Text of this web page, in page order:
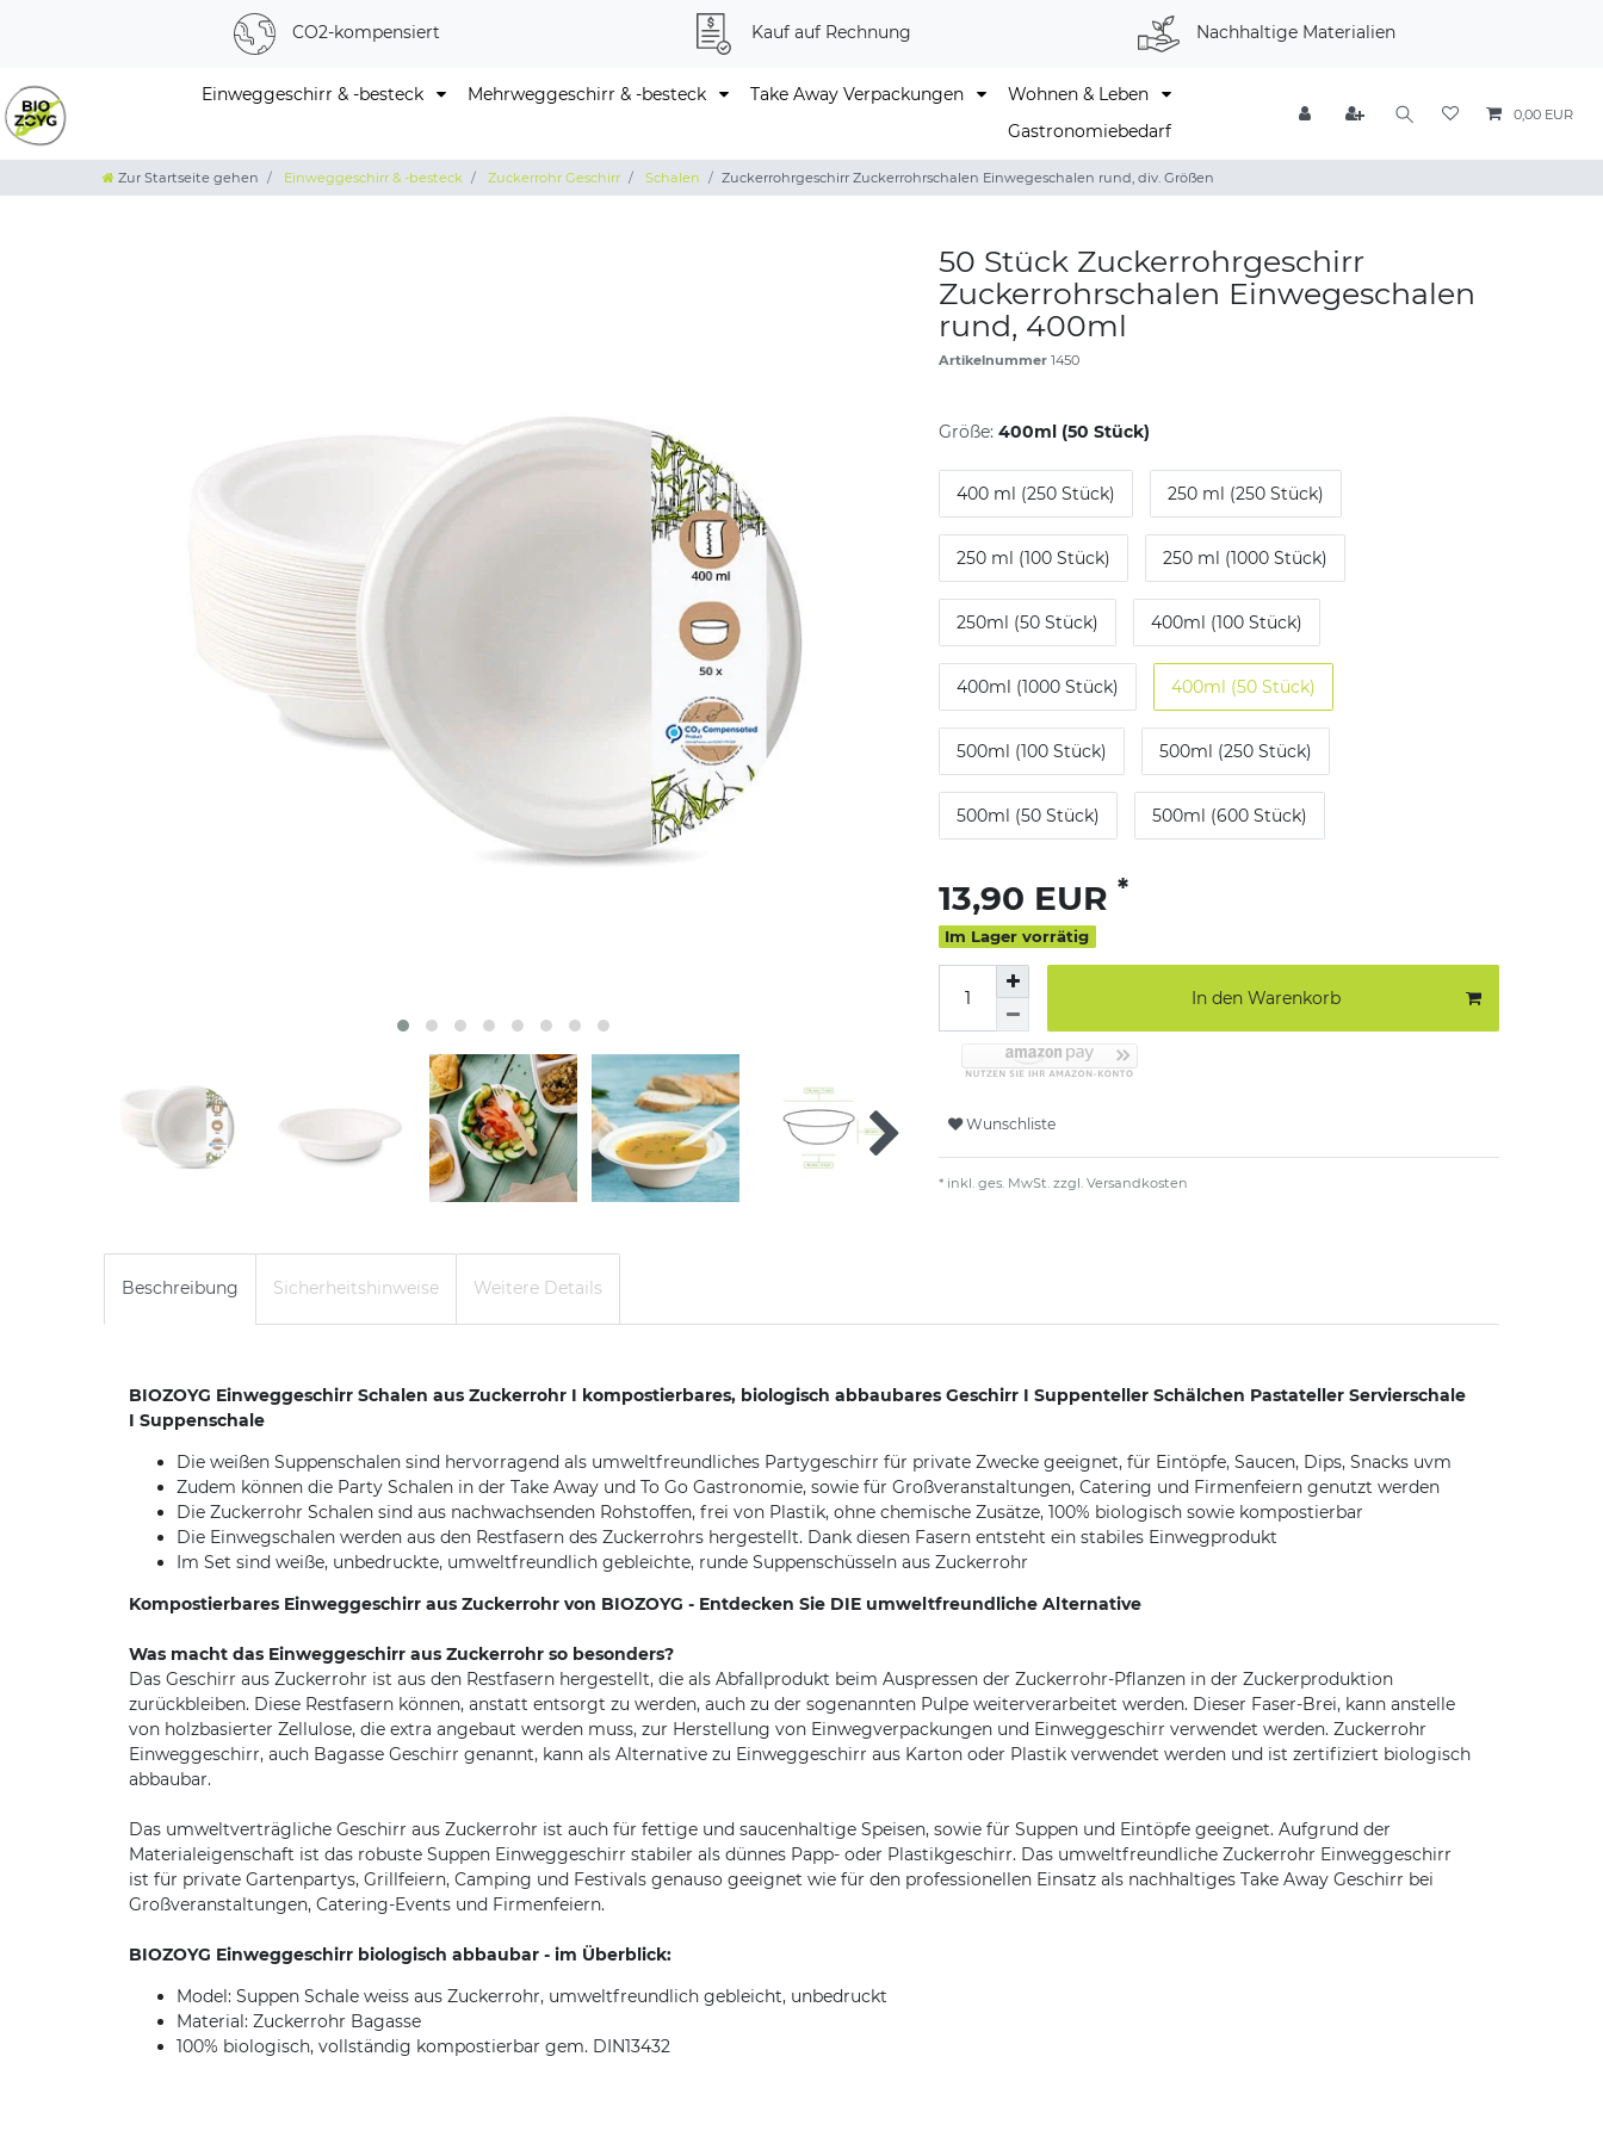
CO2-kompensiert Kauf auf Rechnung Nachhaltige Materialien
Einweggeschirr & -besteck Mehrweggeschirr & -besteck Take Away Verpackungen
Wohnen & Leben
Gastronomiebedarf
0,00 EUR
Zur Startseite gehen Einweggeschirr & -besteck Zuckerrohr Geschirr Schalen Zuckerrohrgeschirr Zuckerrohrschalen Einwegeschalen rund, div. Größen
50 Stück Zuckerrohrgeschirr
Zuckerrohrschalen Einwegeschalen
rund, 400ml
Artikelnummer 1450
Größe: 400ml (50 Stück)
400 ml (250 Stück) 250 ml (250 Stück)
250 ml (100 Stück) 250 ml (1000 Stück)
250ml (50 Stück) 400ml (100 Stück)
400ml (1000 Stück) 400ml (50 Stück)
500ml (100 Stück) 500ml (250 Stück)
500ml (50 Stück) 500ml (600 Stück)
13,90 EUR *
Im Lager vorrätig
In den Warenkorb
Wunschliste
* inkl. ges. MwSt. zzgl. Versandkosten
Beschreibung Sicherheitshinweise Weitere Details
BIOZOYG Einweggeschirr Schalen aus Zuckerrohr I kompostierbares, biologisch abbaubares Geschirr I Suppenteller Schälchen Pastateller Servierschale
I Suppenschale
Die weißen Suppenschalen sind hervorragend als umweltfreundliches Partygeschirr für private Zwecke geeignet, für Eintöpfe, Saucen, Dips, Snacks uvm
Zudem können die Party Schalen in der Take Away und To Go Gastronomie, sowie für Großveranstaltungen, Catering und Firmenfeiern genutzt werden
Die Zuckerrohr Schalen sind aus nachwachsenden Rohstoffen, frei von Plastik, ohne chemische Zusätze, 100% biologisch sowie kompostierbar
Die Einwegschalen werden aus den Restfasern des Zuckerrohrs hergestellt. Dank diesen Fasern entsteht ein stabiles Einwegprodukt
Im Set sind weiße, unbedruckte, umweltfreundlich gebleichte, runde Suppenschüsseln aus Zuckerrohr
Kompostierbares Einweggeschirr aus Zuckerrohr von BIOZOYG - Entdecken Sie DIE umweltfreundliche Alternative
Was macht das Einweggeschirr aus Zuckerrohr so besonders?
Das Geschirr aus Zuckerrohr ist aus den Restfasern hergestellt, die als Abfallprodukt beim Auspressen der Zuckerrohr-Pflanzen in der Zuckerproduktion
zurückbleiben. Diese Restfasern können, anstatt entsorgt zu werden, auch zu der sogenannten Pulpe weiterverarbeitet werden. Dieser Faser-Brei, kann anstelle
von holzbasierter Zellulose, die extra angebaut werden muss, zur Herstellung von Einwegverpackungen und Einweggeschirr verwendet werden. Zuckerrohr
Einweggeschirr, auch Bagasse Geschirr genannt, kann als Alternative zu Einweggeschirr aus Karton oder Plastik verwendet werden und ist zertifiziert biologisch
abbaubar.
Das umweltverträgliche Geschirr aus Zuckerrohr ist auch für fettige und saucenhaltige Speisen, sowie für Suppen und Eintöpfe geeignet. Aufgrund der
Materialeigenschaft ist das robuste Suppen Einweggeschirr stabiler als dünnes Papp- oder Plastikgeschirr. Das umweltfreundliche Zuckerrohr Einweggeschirr
ist für private Gartenpartys, Grillfeiern, Camping und Festivals genauso geeignet wie für den professionellen Einsatz als nachhaltiges Take Away Geschirr bei
Großveranstaltungen, Catering-Events und Firmenfeiern.
BIOZOYG Einweggeschirr biologisch abbaubar - im Überblick:
Model: Suppen Schale weiss aus Zuckerrohr, umweltfreundlich gebleicht, unbedruckt
Material: Zuckerrohr Bagasse
100% biologisch, vollständig kompostierbar gem. DIN13432